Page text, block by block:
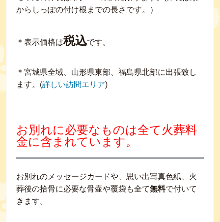
からしっぽの付け根までの長さです。）
＊表示価格は税込です。
＊宮城県全域、山形県東部、福島県北部に出張致し
ます。(詳しい訪問エリア)
お別れに必要なものは全て火葬料
金に含まれています。
お別れのメッセージカードや、思い出写真色紙、火
葬後の拾骨に必要な骨壷や覆袋も全て無料で付いて
きます。